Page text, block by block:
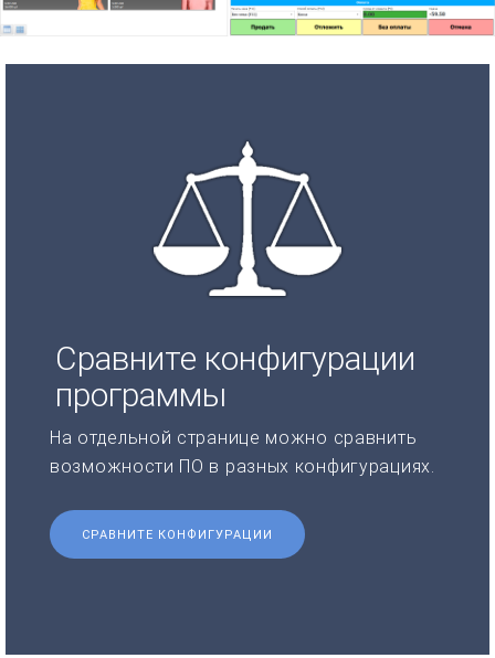
Сравните конфигурации
программы
На отдельной странице можно сравнить
возможности ПО в разных конфигурациях.
СРАВНИТЕ КОНФИГУРАЦИИ